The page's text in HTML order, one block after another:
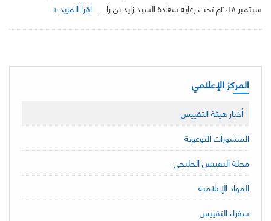
سبتمبر ٢٠١٨م تحت رعاية سعادة السيد زايد بن را...
اقرأ المزيد +
المركز الإعلامي
أخبار هيئة التقييس
المنشورات التوعوية
مجلة التقييس الخليجي
المواد الإعلامية
سفراء التقييس